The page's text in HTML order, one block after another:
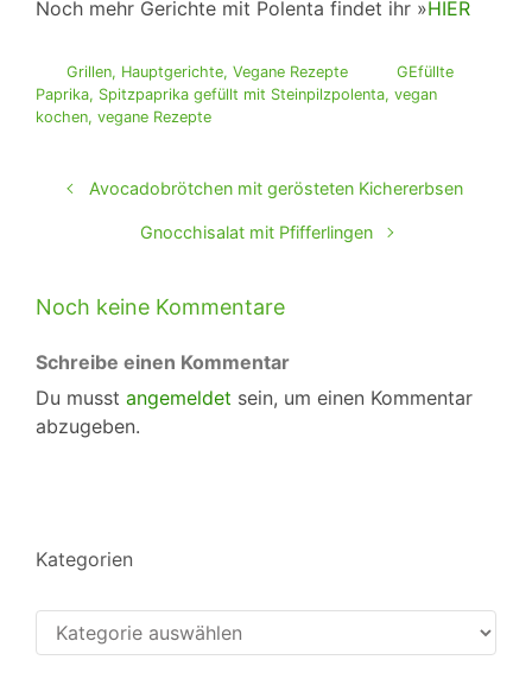
Noch mehr Gerichte mit Polenta findet ihr »HIER
Grillen, Hauptgerichte, Vegane Rezepte
GEfüllte
Paprika, Spitzpaprika gefüllt mit Steinpilzpolenta, vegan
kochen, vegane Rezepte
Avocadobrötchen mit gerösteten Kichererbsen
Gnocchisalat mit Pfifferlingen
Noch keine Kommentare
Schreibe einen Kommentar
Du musst angemeldet sein, um einen Kommentar
abzugeben.
Kategorien
Kategorien